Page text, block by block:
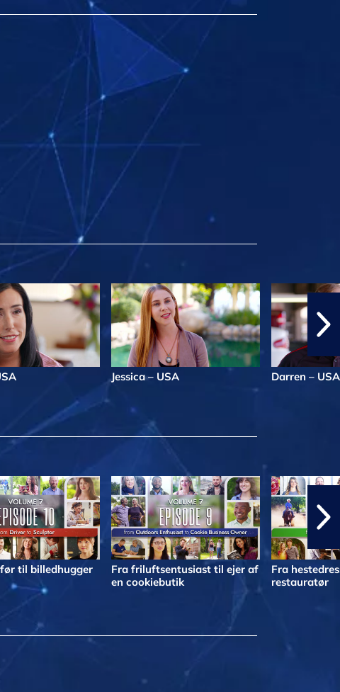
Jessica – USA Darren – USA
til billedhugger
Fra friluftsentusiast til ejer af
en cookiebutik
Fra
restauratør